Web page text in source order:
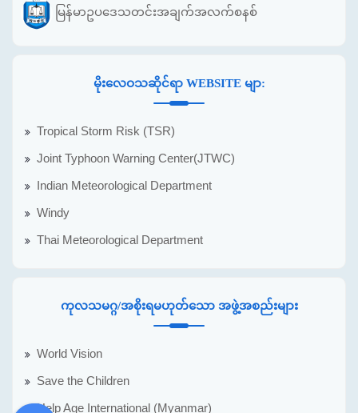
မြန်မာဥပဒေသတင်းအချက်အလက်စနစ်
မိုးလေဝသဆိုင်ရာ WEBSITE မျာ:
Tropical Storm Risk (TSR)
Joint Typhoon Warning Center(JTWC)
Indian Meteorological Department
Windy
Thai Meteorological Department
ကုလသမဂ္ဂ/အစိုးရမဟုတ်သော အဖွဲ့အစည်းများ
World Vision
Save the Children
Help Age International (Myanmar)